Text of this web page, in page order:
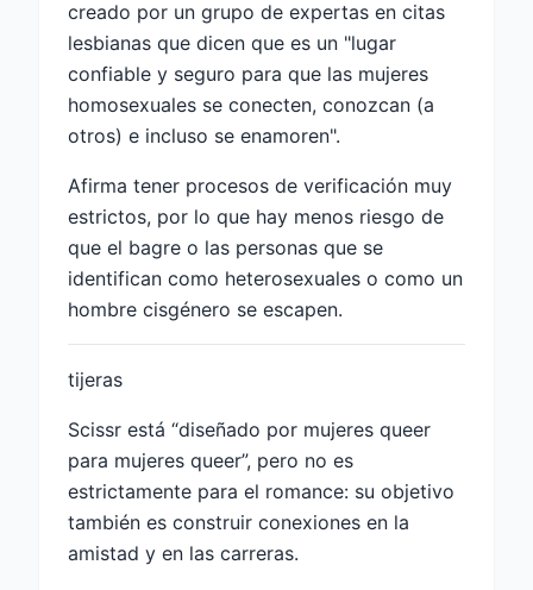
creado por un grupo de expertas en citas
lesbianas que dicen que es un "lugar
confiable y seguro para que las mujeres
homosexuales se conecten, conozcan (a
otros) e incluso se enamoren".
Afirma tener procesos de verificación muy
estrictos, por lo que hay menos riesgo de
que el bagre o las personas que se
identifican como heterosexuales o como un
hombre cisgénero se escapen.
tijeras
Scissr está “diseñado por mujeres queer
para mujeres queer”, pero no es
estrictamente para el romance: su objetivo
también es construir conexiones en la
amistad y en las carreras.